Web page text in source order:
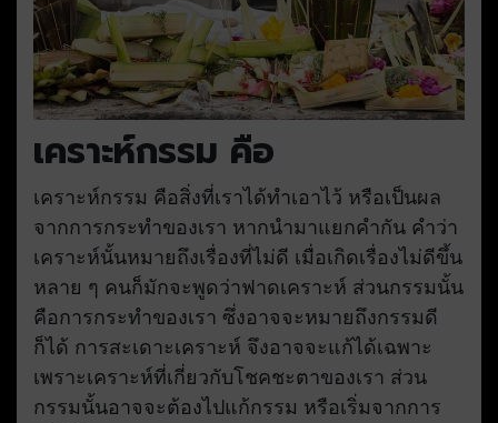
เคราะห์กรรม คือ
เคราะห์กรรม คือสิ่งที่เราได้ทำเอาไว้ หรือเป็นผล
จากการกระทำของเรา หากนำมาแยกคำกัน คำว่า
เคราะห์นั้นหมายถึงเรื่องที่ไม่ดี เมื่อเกิดเรื่องไม่ดีขึ้น
หลาย ๆ คนก็มักจะพูดว่าฟาดเคราะห์ ส่วนกรรมนั้น
คือการกระทำของเรา ซึ่งอาจจะหมายถึงกรรมดี
ก็ได้ การสะเดาะเคราะห์ จึงอาจจะแก้ได้เฉพาะ
เพราะเคราะห์ที่เกี่ยวกับโชคชะตาของเรา ส่วน
กรรมนั้นอาจจะต้องไปแก้กรรม หรือเริ่มจากการ